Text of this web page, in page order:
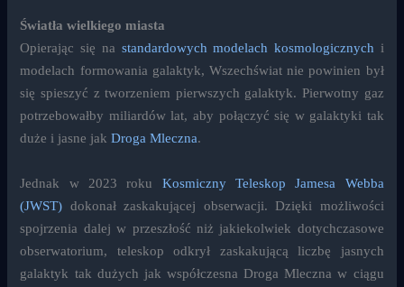
Światła wielkiego miasta
Opierając się na standardowych modelach kosmologicznych i
modelach formowania galaktyk, Wszechświat nie powinien był
się spieszyć z tworzeniem pierwszych galaktyk. Pierwotny gaz
potrzebowałby miliardów lat, aby połączyć się w galaktyki tak
duże i jasne jakDroga Mleczna.
Jednak w 2023 roku Kosmiczny Teleskop Jamesa Webba
(JWST) dokonał zaskakującej obserwacji. Dzięki możliwości
spojrzenia dalej w przeszłość niż jakiekolwiek dotychczasowe
obserwatorium, teleskop odkrył zaskakującą liczbę jasnych
galaktyk tak dużych jak współczesna Droga Mleczna w ciągu